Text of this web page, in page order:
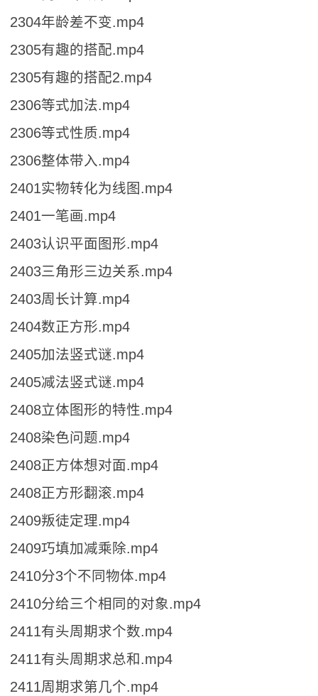
2304年龄差不变.mp4
2305有趣的搭配.mp4
2305有趣的搭配2.mp4
2306等式加法.mp4
2306等式性质.mp4
2306整体带入.mp4
2401实物转化为线图.mp4
2401一笔画.mp4
2403认识平面图形.mp4
2403三角形三边关系.mp4
2403周长计算.mp4
2404数正方形.mp4
2405加法竖式谜.mp4
2405减法竖式谜.mp4
2408立体图形的特性.mp4
2408染色问题.mp4
2408正方体想对面.mp4
2408正方形翻滚.mp4
2409叛徒定理.mp4
2409巧填加减乘除.mp4
2410分3个不同物体.mp4
2410分给三个相同的对象.mp4
2411有头周期求个数.mp4
2411有头周期求总和.mp4
2411周期求第几个.mp4